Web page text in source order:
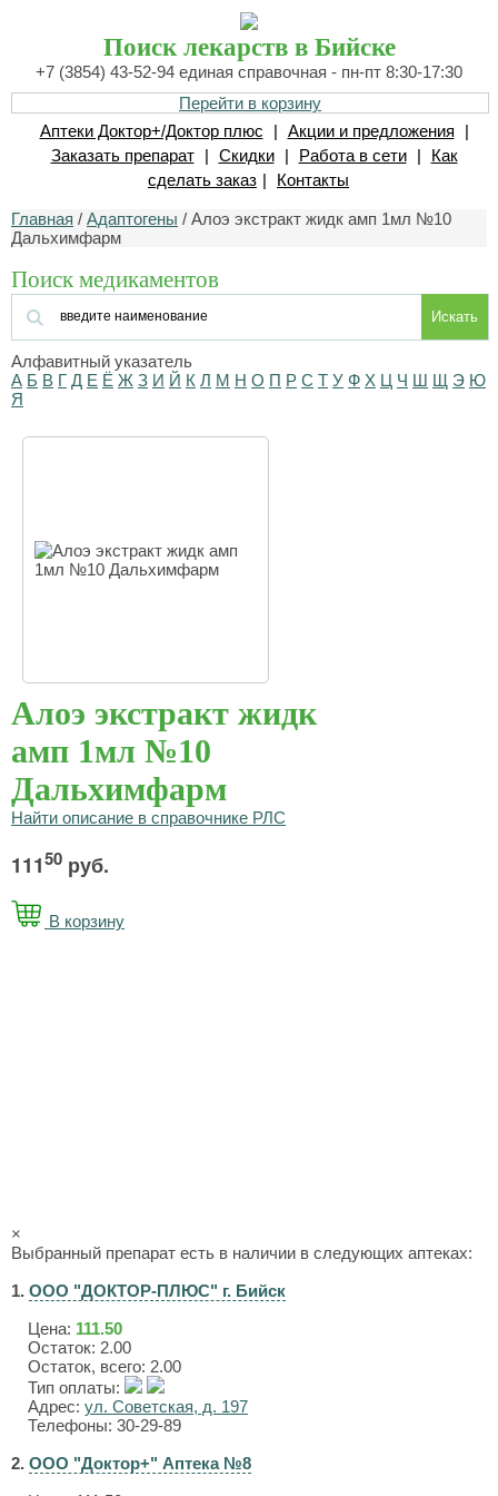
Поиск лекарств в Бийске
+7 (3854) 43-52-94 единая справочная - пн-пт 8:30-17:30
Перейти в корзину
Аптеки Доктор+/Доктор плюс
| Акции и предложения
|
Заказать препарат
| Скидки | Работа в сети |
Как
сделать заказ | Контакты
Главная / Адаптогены / Алоэ экстракт жидк амп 1мл №10
Дальхимфарм
Поиск медикаментов
Искать
Алфавитный указатель
А Б В Г Д Е Ё Ж З И Й К Л М Н О П Р С Т У Ф Х Ц Ч Ш Щ Э Ю
Я
Алоэ экстракт жидк
амп 1мл №10
Дальхимфарм
Найти описание в справочнике РЛС
11150 руб.
В корзину
×
Выбранный препарат есть в наличии в следующих аптеках:
1. ООО "ДОКТОР-ПЛЮС" г. Бийск
Цена: 111.50
Остаток: 2.00
Остаток, всего: 2.00
Тип оплаты:
Адрес: ул. Советская, д. 197
Телефоны: 30-29-89
2. ООО "Доктор+" Аптека №8